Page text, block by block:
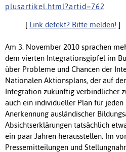
p l u s a r t i k e l . h t m l ? a r t i d = 7 6 2
[ Link defekt? Bitte melden! ]
Am 3. November 2010 sprachen
dem vierten Integrationsgipfel im
über Probleme und Chancen der
Nationalen Aktionsplans, der auf
Integration zukünftig verbindlicher
auch ein individueller Plan für jeden
Anerkennung ausländischer
Absichtserklärungen tatsächlich
ein paar Jahren herausstellen. Im
Pressemitteilungen und